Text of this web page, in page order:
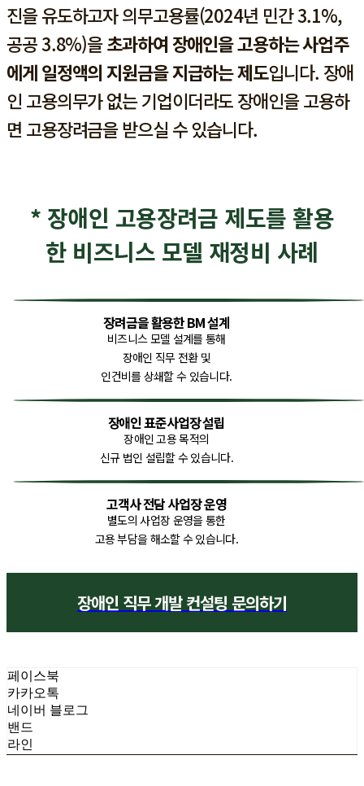
진을 유도하고자 의무고용률(2024년 민간 3.1%,
공공 3.8%)을초과하여 장애인을 고용하는 사업주
에게 일정액의 지원금을 지급하는 제도입니다. 장애
인 고용의무가 없는기업이더라도 장애인을 고용하
면 고용장려금을 받으실 수 있습니다.
* 장애인 고용장려금 제도를 활용
한 비즈니스 모델 재정비 사례
장려금을 활용한 BM 설계
비즈니스 모델 설계를 통해
장애인 직무 전환 및
인건비를 상쇄할 수 있습니다.
장애인 표준사업장 설립
장애인 고용 목적의
신규 법인 설립할 수 있습니다.
고객사 전담 사업장 운영
별도의 사업장 운영을 통한
고용 부담을 해소할 수 있습니다.
장애인 직무 개발 컨설팅 문의하기
페이스북
카카오톡
네이버 블로그
밴드
라인